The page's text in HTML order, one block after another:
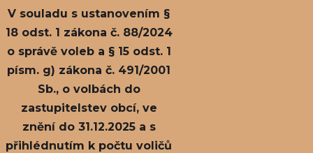
V souladu s ustanovením §
18 odst. 1 zákona č. 88/2024
o správě voleb a § 15 odst. 1
písm. g) zákona č. 491/2001
Sb., o volbách do
zastupitelstev obcí, ve
znění do 31.12.2025 a s
přihlédnutím k počtu voličů